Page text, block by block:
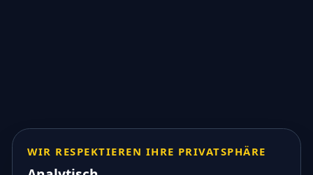
WIR RESPEKTIEREN IHRE PRIVATSPHÄRE